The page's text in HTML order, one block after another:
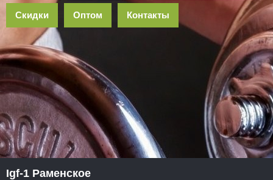
Скидки Оптом Контакты
Igf-1 Раменское